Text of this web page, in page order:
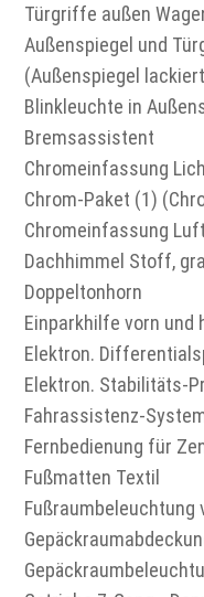
Türgriffe außen
Außenspiegel und
(Außenspiegel
Blinkleuchte in
Bremsassistent
Chromeinfassung
Chrom-Paket (1)
Chromeinfassung
Dachhimmel Stoff,
Doppeltonhorn
Einparkhilfe vorn und
Elektron.
Elektron. Stabilitäts-
Fahrassistenz-
Fernbedienung für
Fußmatten Textil
Fußraumbeleuchtung